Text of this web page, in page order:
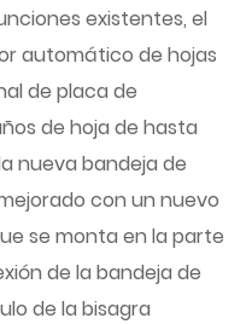
existentes, el
automático de hojas
de placa de
de hoja de hasta
nueva bandeja de
con un nuevo
se monta en la parte
de la bandeja de
de la bisagra